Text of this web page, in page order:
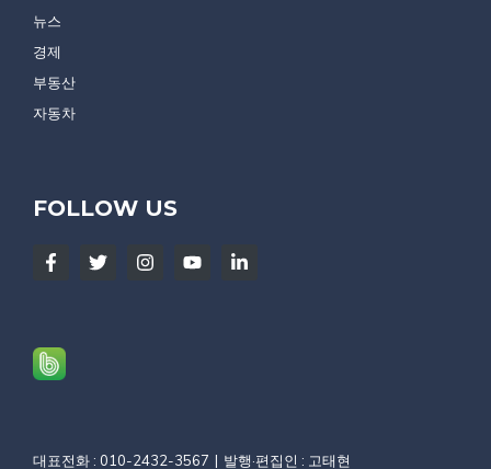
뉴스
경제
부동산
자동차
FOLLOW US
대표전화 : 010-2432-3567 발행·편집인 : 고태현